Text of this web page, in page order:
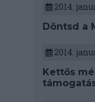
2014.
Döntsd a
2014.
Kettős